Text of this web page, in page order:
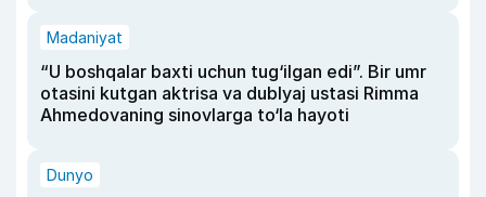
Madaniyat
“U boshqalar baxti uchun tug‘ilgan edi”. Bir umr
otasini kutgan aktrisa va dublyaj ustasi Rimma
Ahmedovaning sinovlarga to‘la hayoti
Dunyo